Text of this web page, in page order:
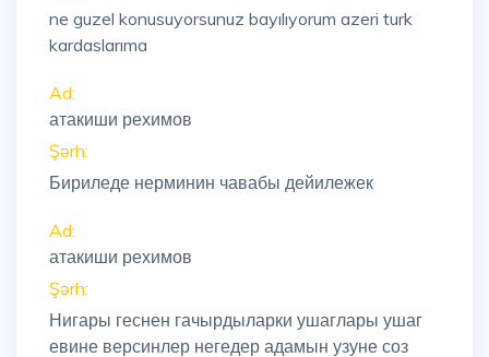
ne guzel konusuyorsunuz bayılıyorum azeri turk
kardaslarıma
Ad:
атакиши рехимов
Şərh:
Бириледе нерминин чавабы дейилежек
Ad:
атакиши рехимов
Şərh:
Нигары геснен гачырдыларки ушаглары ушаг
евине версинлер негедер адамын узуне соз